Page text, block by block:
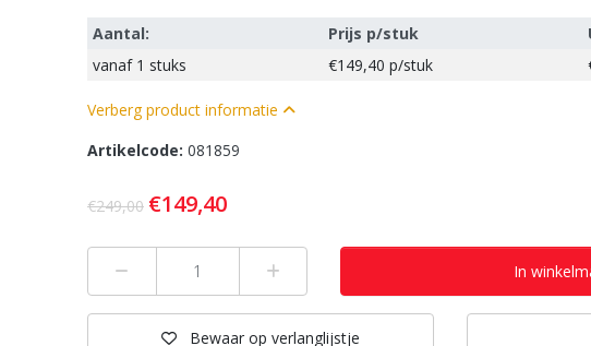
Aantal: Prijs p/stuk
vanaf 1 stuks €149,40 p/stuk
Verberg product informatie
Artikelcode: 081859
€249,00 €149,40
In
Bewaar op verlanglijstje